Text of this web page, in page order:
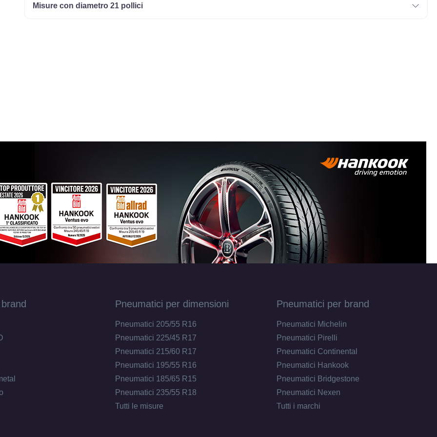
Misure con diametro 21 pollici
Pneumatici per dimensioni
Pneumatici 205/55 R16
Pneumatici 225/45 R17
Pneumatici 215/60 R17
Pneumatici 195/55 R16
Pneumatici 185/65 R15
Pneumatici 235/55 R18
Tutti le misure
Pneumatici per brand
Pneumatici Michelin
Pneumatici Pirelli
Pneumatici Continental
Pneumatici Hankook
Pneumatici Bridgestone
Pneumatici Nexen
Tutti i marchi